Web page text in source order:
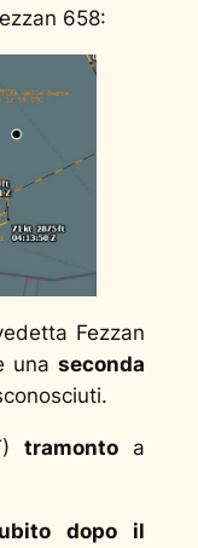
658:
Fezzan
unaseconda
tramonto a
dopo il